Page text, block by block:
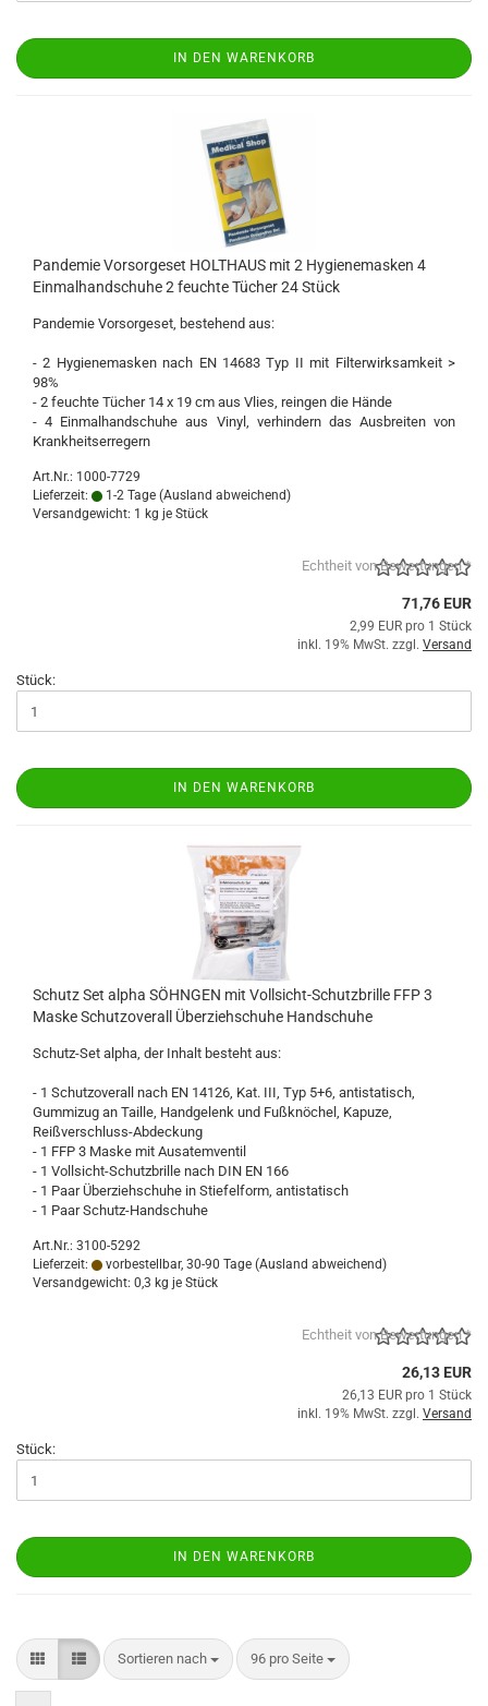
IN DEN WARENKORB
Pandemie Vorsorgeset HOLTHAUS mit 2 Hygienemasken 4
Einmalhandschuhe 2 feuchte Tücher 24 Stück
Pandemie Vorsorgeset, bestehend aus:
- 2 Hygienemasken nach EN 14683 Typ II mit Filterwirksamkeit >
98%
- 2 feuchte Tücher 14 x 19 cm aus Vlies, reingen die Hände
- 4 Einmalhandschuhe aus Vinyl, verhindern das Ausbreiten von
Krankheitserregern
Art.Nr.: 1000-7729
Lieferzeit:
1-2 Tage (Ausland abweichend)
Versandgewicht: 1 kg je Stück
Echtheit von Bewertungen *
71,76 EUR
2,99 EUR pro 1 Stück
inkl. 19% MwSt. zzgl. Versand
Stück:
IN DEN WARENKORB
Schutz Set alpha SÖHNGEN mit Vollsicht-Schutzbrille FFP 3
Maske Schutzoverall Überziehschuhe Handschuhe
Schutz-Set alpha, der Inhalt besteht aus:
- 1 Schutzoverall nach EN 14126, Kat. III, Typ 5+6, antistatisch,
Gummizug an Taille, Handgelenk und Fußknöchel, Kapuze,
Reißverschluss-Abdeckung
- 1 FFP 3 Maske mit Ausatemventil
- 1 Vollsicht-Schutzbrille nach DIN EN 166
- 1 Paar Überziehschuhe in Stiefelform, antistatisch
- 1 Paar Schutz-Handschuhe
Art.Nr.: 3100-5292
Lieferzeit:
vorbestellbar, 30-90 Tage (Ausland abweichend)
Versandgewicht: 0,3 kg je Stück
Echtheit von Bewertungen *
26,13 EUR
26,13 EUR pro 1 Stück
inkl. 19% MwSt. zzgl. Versand
Stück:
IN DEN WARENKORB
Sortieren nach
Sortieren nach 96 pro Seite
pro Seite